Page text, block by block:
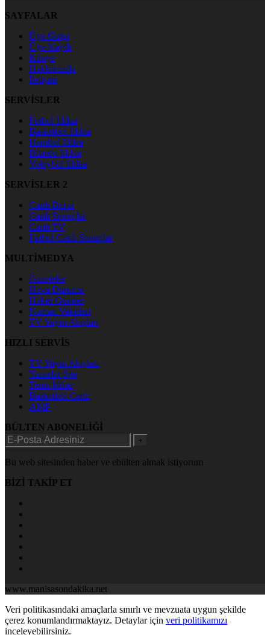
SAYFALAR
Üye Girişi
Üye Kaydı
Künye
Hakkımızda
İletişim
SERVİSLER
Futbol İddaa
Basketbol İddaa
Hentbol İddaa
Bilardo İddaa
Voleybol İddaa
SERVİSLER 2
Canlı Borsa
Canlı Sonuçlar
Canlı TV
Futbol Canlı Sonuçlar
MULTİMEDYA
Gazeteler
Hava Durumu
Haber Gönder
Namaz Vakitleri
TV Yayın Akışları
HIZLI SERVİS
TV Yayın Akışları
Yazarlar Site
Tenis İddaa
Basketbol Canlı
AMP
BÜLTEN ABONELİĞİ
+
Bu web sitesinden haber ve ebülten almak istiyorum
BİZİ TAKİP ET
www.manisasondakika.net
Veri politikasındaki amaçlarla sınırlı ve mevzuata uygun şekilde
çerez konumlandırmaktayız. Detaylar için veri politikamızı
inceleyebilirsiniz.